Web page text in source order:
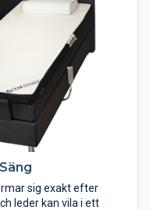
sig exakt efter
leder kan vila i ett